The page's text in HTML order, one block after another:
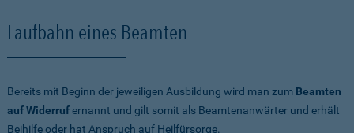
Laufbahn eines Beamten
Bereits mit Beginn der jeweiligen Ausbildung wird man zum Beamten
auf Widerrufernannt und gilt somit als Beamtenanwärter und erhält
Beihilfe oder hat Anspruch auf Heilfürsorge.